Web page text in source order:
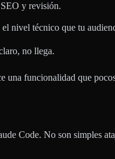
y revisión.
nivel técnico que tu
no llega.
una funcionalidad que
Code. No son simples